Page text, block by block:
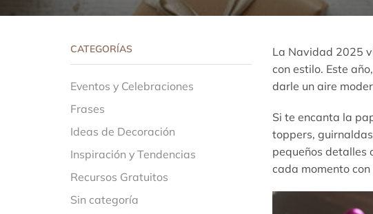
La Navidad 2025
con estilo. Este
darle un aire
Si te encanta la
toppers,
pequeños detalles
cada momento con
CATEGORÍAS
Eventos y Celebraciones
Frases
Ideas de Decoración
Inspiración y Tendencias
Recursos Gratuitos
Sin categoría